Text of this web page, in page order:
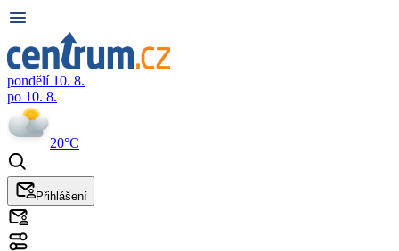
pondělí 10. 8.
po 10. 8.
20°C
Přihlášení